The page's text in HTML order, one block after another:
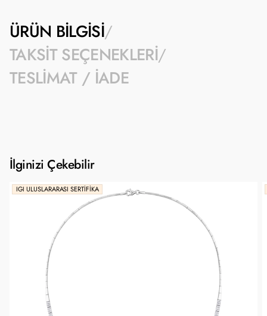
ÜRÜN BILGISI
TAKSIT SEÇENEKLERI
TESLIMAT / İADE
İlginizi Çekebilir
IGI ULUSLARARASI SERTIFIKA